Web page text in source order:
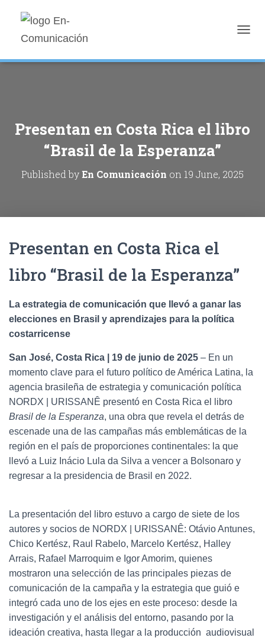
G
V
Presentan en Costa Rica el libro
“Brasil de la Esperanza”
Published byEn Comunicación on 19 June, 2025
Presentan en Costa Rica el
libro “Brasil de la Esperanza”
La estrategia de comunicación que llevó a ganar las
elecciones en Brasil y aprendizajes para la política
costarricense
San José, Costa Rica | 19 de junio de 2025 – En un
momento clave para el futuro político de América Latina, la
agencia brasileña de estrategia y comunicación política
NORDX | URISSANÊ presentó en Costa Rica el libro
Brasil de la Esperanza, una obra que revela el detrás de
escenade una de las campañas más emblemáticas de la
región en el país de proporciones continentales: la que
llevó a Luiz Inácio Lula da Silva a vencer a Bolsonaro y
regresar a la presidencia de Brasil en 2022.
La presentación del libro estuvo a cargo de siete de los
autores y socios de NORDX | URISSANÊ: Otávio Antunes,
Chico Kertész, Raul Rabelo, Marcelo Kertész, Halley
Arrais, Rafael Marroquim e Igor Amorim, quienes
mostraron una selección de las principales piezas de
comunicación de la campaña y la estrategia que guió e
integró cada uno de los ejes en este proceso: desde la
investigación y el análisis del entorno, pasando por la
ideación creativa, hasta llegar a la producción audiovisual